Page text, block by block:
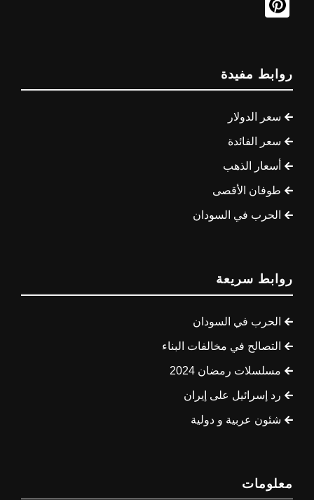
روابط مفيدة
سعر الدولار
سعر الفائدة
أسعار الذهب
طوفان الأقصى
الحرب في السودان
روابط سريعة
الحرب في السودان
التصالح في مخالفات البناء
مسلسلات رمضان 2024
رد إسرائيل على إيران
شئون عربية و دولية
معلومات